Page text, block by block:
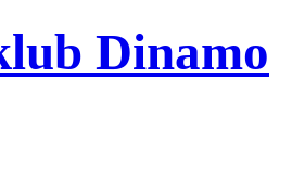
Dinamo